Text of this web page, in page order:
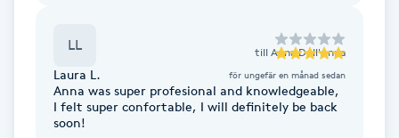
Damklippning
Dermapen
LL till Anna Dell'Anna
Laura L. för ungefär en månad sedan
Anna was super profesional and knowledgeable,
I felt super confortable, I will definitely be back
soon!